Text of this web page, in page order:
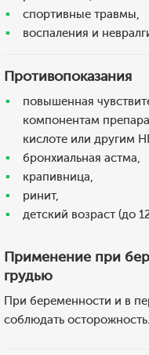
спортивные травмы,
воспаления и
Противопоказания
повышенная
компонентам
кислоте или другим
бронхиальная астма,
крапивница,
ринит,
детский возраст (до
Применение при
грудью
При беременности и в
соблюдать осторожность.